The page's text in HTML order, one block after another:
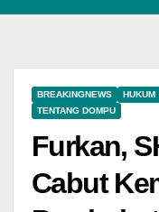
BREAKINGNEWS HUKUM
TENTANG DOMPU
Furkan,
Cabut